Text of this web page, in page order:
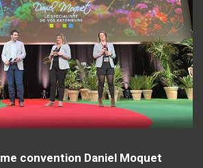
convention Daniel Moquet